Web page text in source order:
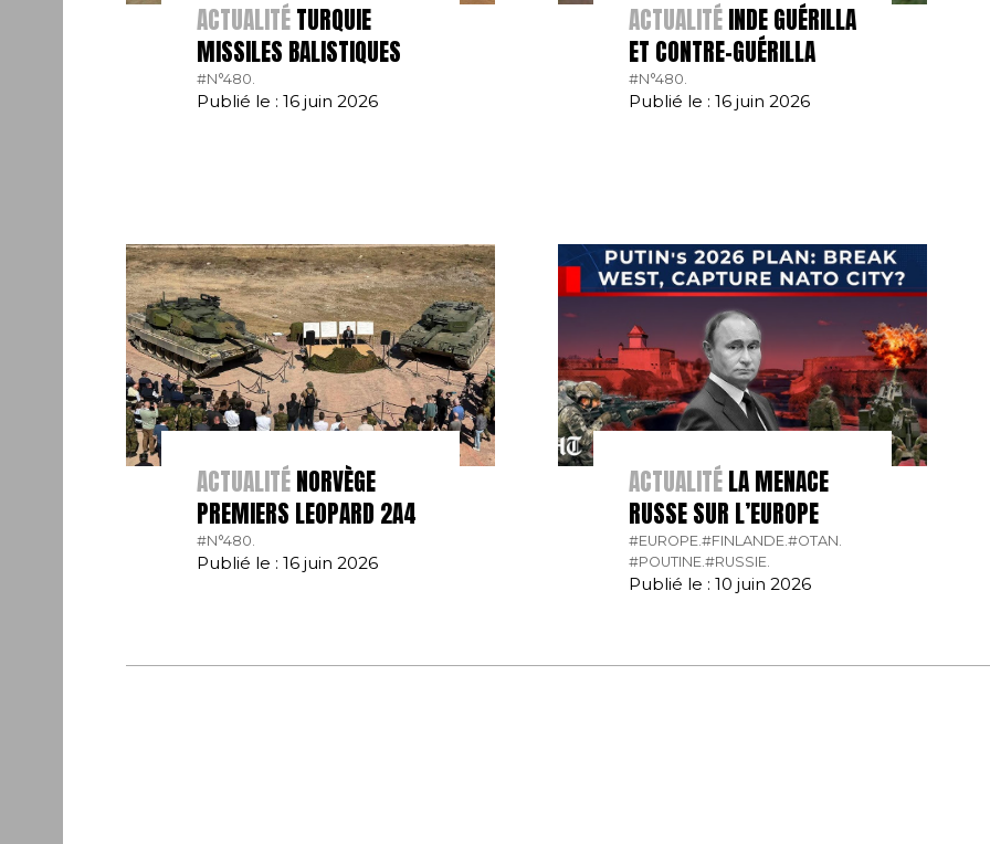
ACTUALITÉTURQUIE
MISSILES BALISTIQUES
#N°480.
Publié le : 16 juin 2026
ACTUALITÉINDE GUÉRILLA
ET CONTRE-GUÉRILLA
#N°480.
Publié le : 16 juin 2026
ACTUALITÉNORVÈGE
PREMIERS LEOPARD 2A4
#N°480.
Publié le : 16 juin 2026
ACTUALITÉLA MENACE
RUSSE SUR L’EUROPE
#EUROPE.#FINLANDE.#OTAN.
#POUTINE.#RUSSIE.
Publié le : 10 juin 2026